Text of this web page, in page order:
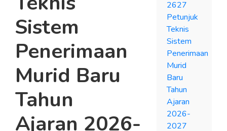
Sistem
Penerimaan
Murid Baru
Tahun
Ajaran 2026-
2627
Petunjuk
Teknis
Sistem
Penerimaan
Murid
Baru
Tahun
Ajaran
2026-
2027